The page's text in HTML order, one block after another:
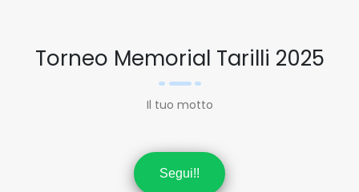
Torneo Memorial Tarilli 2025
Il tuo motto
Segui!!